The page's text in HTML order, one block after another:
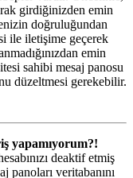
girdiğinizden emin
doğruluğundan
ile iletişime geçerek
emin
sahibi mesaj panosu
düzeltmesi gerekebilir.
yapamıyorum?!
deaktif etmiş
panoları veritabanını